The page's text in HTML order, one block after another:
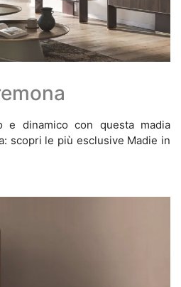
e dinamico con questa madia
scopri le più esclusive Madie in